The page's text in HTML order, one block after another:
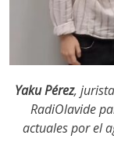
Yaku Pérez,
RadiOlavide
actuales por el